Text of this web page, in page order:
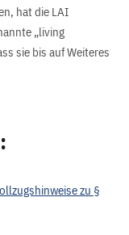
hat die LAI
„living
sie bis auf Weiteres
zu §